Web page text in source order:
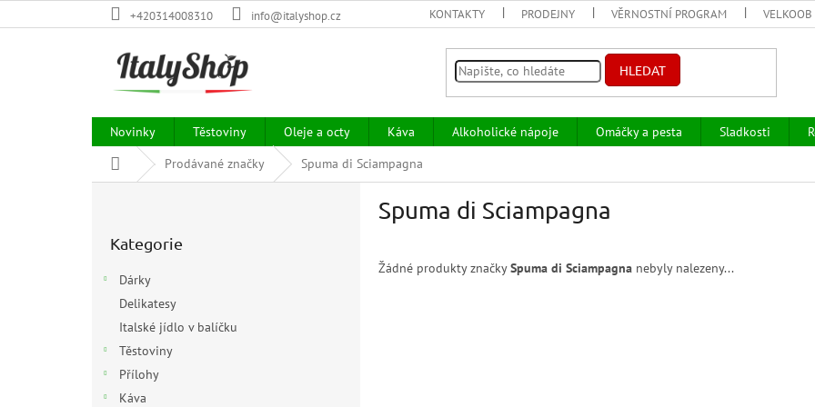
na
+420314008310 info@italyshop.cz KONTAKTY PRODEJNY VĚRNOSTNÍ PROGRAM
HLEDAT
Novinky Těstoviny Oleje a octy Káva Alkoholické nápoje Omáčky a pesta Sladkosti
Domů
Prodávané značky Spuma di Sciampagna
kategorie
Kategorie
Dárky
Delikatesy
Italské jídlo v balíčku
Těstoviny
Přílohy
Káva
Spuma di Sciampagna
Žádné produkty značkySpuma di Sciampagnanebyly nalezeny...